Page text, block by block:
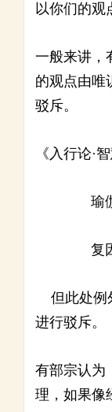
以你们的观
一般来讲，
的观点由唯
驳斥。
《入行论·
瑜
复
但此处例
进行驳斥。
有部宗认为
理，如果像